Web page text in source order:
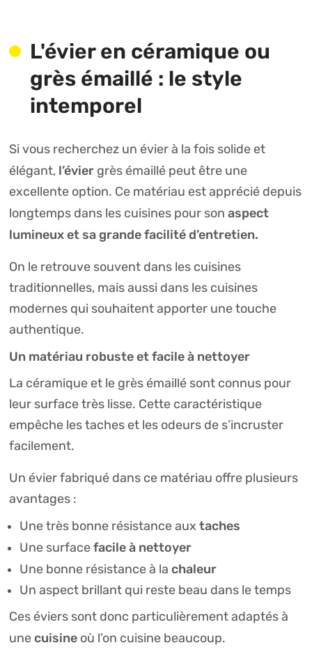
L'évier en céramique ou
grès émaillé : le style
intemporel
Si vous recherchez un évier à la fois solide et
élégant, l’évier grès émaillé peut être une
excellente option. Ce matériau est apprécié depuis
longtemps dans les cuisines pour son aspect
lumineux et sa grande facilité d’entretien.
On le retrouve souvent dans les cuisines
traditionnelles, mais aussi dans les cuisines
modernes qui souhaitent apporter une touche
authentique.
Un matériau robuste et facile à nettoyer
La céramique et le grès émaillé sont connus pour
leur surface très lisse. Cette caractéristique
empêche les taches et les odeurs de s’incruster
facilement.
Un évier fabriqué dans ce matériau offre plusieurs
avantages :
Une très bonne résistance aux taches
Une surfacefacile à nettoyer
Une bonne résistance à la chaleur
Un aspect brillant qui reste beau dans le temps
Ces éviers sont donc particulièrement adaptés à
unecuisineoù l’on cuisine beaucoup.